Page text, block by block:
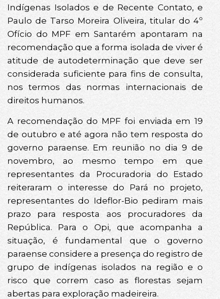
Indígenas Isolados e de Recente Contato, e
Paulo de Tarso Moreira Oliveira, titular do 4º
Ofício do MPF em Santarém apontaram na
recomendação que a forma isolada de viver é
atitude de autodeterminação que deve ser
considerada suficiente para fins de consulta,
nos termos das normas internacionais de
direitos humanos.
A recomendação do MPF foi enviada em 19
de outubro e até agora não tem resposta do
governo paraense. Em reunião no dia 9 de
novembro, ao mesmo tempo em que
representantes da Procuradoria do Estado
reiteraram o interesse do Pará no projeto,
representantes do Ideflor-Bio pediram mais
prazo para resposta aos procuradores da
República. Para o Opi, que acompanha a
situação, é fundamental que o governo
paraense considere a presença do registro de
grupo de indígenas isolados na região e o
risco que correm caso as florestas sejam
abertas para exploração madeireira.